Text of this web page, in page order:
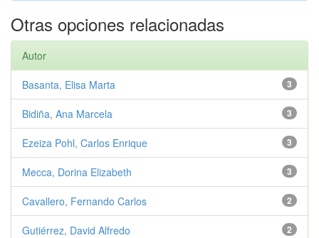
Otras opciones relacionadas
Autor
3
Basanta, Elisa Marta
3
Bidiña, Ana Marcela
3
Ezeiza Pohl, Carlos Enrique
3
Mecca, Dorina Elizabeth
2
Cavallero, Fernando Carlos
2
Gutiérrez, David Alfredo